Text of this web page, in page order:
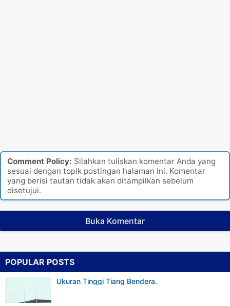
Comment Policy: Silahkan tuliskan komentar Anda yang
sesuai dengan topik postingan halaman ini. Komentar
yang berisi tautan tidak akan ditampilkan sebelum
disetujui.
Buka Komentar
POPULAR POSTS
Ukuran Tinggi Tiang Bendera.